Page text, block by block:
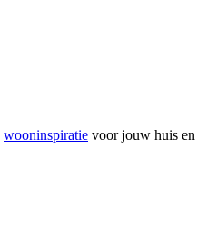
wooninspiratie voor jouw huis en